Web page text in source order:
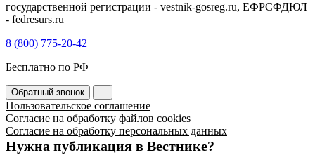
государственной регистрации - vestnik-gosreg.ru, ЕФРСФДЮЛ
- fedresurs.ru
8 (800) 775-20-42
Бесплатно по РФ
Обратный звонок ...
Пользовательское соглашение
Согласие на обработку файлов cookies
Согласие на обработку персональных данных
Нужна публикация в Вестнике?